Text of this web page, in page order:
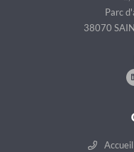
Parc
38070